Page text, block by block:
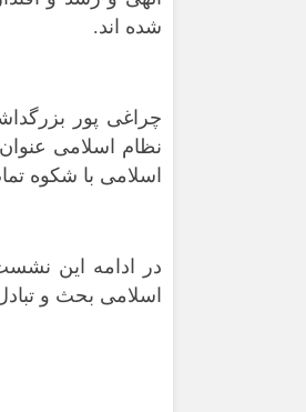
شده اند.
چراغی پور
اسلامی با شکوه
در ادامه این
اسلامی بحث و